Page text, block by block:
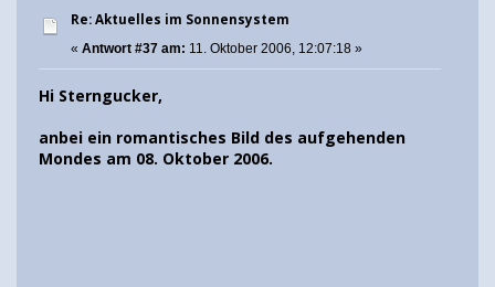
Re: Aktuelles im Sonnensystem
« Antwort #37 am: 11. Oktober 2006, 12:07:18 »
Hi Sterngucker,
anbei ein romantisches Bild des aufgehenden
Mondes am 08. Oktober 2006.